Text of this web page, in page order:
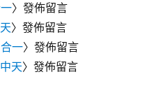
〉發佈留言
〉發佈留言
一〉發佈留言
天〉發佈留言